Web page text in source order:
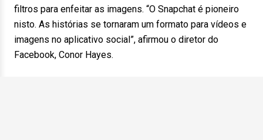
filtros para enfeitar as imagens. “O Snapchat é pioneiro
nisto. As histórias se tornaram um formato para vídeos e
imagens no aplicativo social”, afirmou o diretor do
Facebook, Conor Hayes.